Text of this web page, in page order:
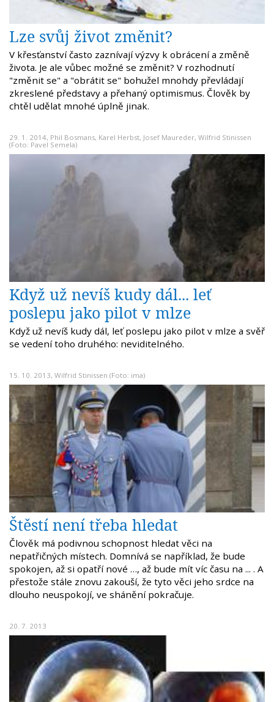
Lze svůj život změnit?
V křesťanství často zaznívají výzvy k obrácení a změně
života. Je ale vůbec možné se změnit? V rozhodnutí
"změnit se" a "obrátit se" bohužel mnohdy převládají
zkreslené představy a přehaný optimismus. Člověk by
chtěl udělat mnohé úplně jinak.
29. 1. 2014, Phil Bosmans, Karel Herbst, Josef Maureder, Wilfrid Stinissen
(Foto: Pavel Semela)
Když už nevíš kudy dál... leť
poslepu jako pilot v mlze
Když už nevíš kudy dál, leť poslepu jako pilot v mlze a svěř
se vedení toho druhého: neviditelného.
15. 10. 2013, Wilfrid Stinissen (Foto: ima)
Štěstí není třeba hledat
Člověk má podivnou schopnost hledat věci na
nepatřičných místech. Domnívá se například, že bude
spokojen, až si opatří nové …, až bude mít víc času na ... . A
přestože stále znovu zakouší, že tyto věci jeho srdce na
dlouho neuspokojí, ve shánění pokračuje.
20. 7. 2013